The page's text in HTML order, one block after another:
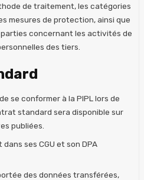
de traitement, les catégories
mesures de protection, ainsi que
concernant les activités de
des tiers.
se conformer à la PIPL lors de
standard sera disponible sur
publiées.
ses CGU et son DPA
des données transférées,